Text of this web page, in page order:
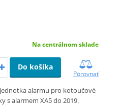
Na centrálnom sklade
Do košíka
Porovnať
alarmu pro kotoučové
s alarmem XA5 do 2019.